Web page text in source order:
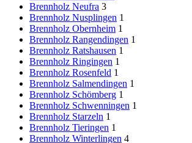
Brennholz Neufra 3
Brennholz Nusplingen 1
Brennholz Obernheim 1
Brennholz Rangendingen 1
Brennholz Ratshausen 1
Brennholz Ringingen 1
Brennholz Rosenfeld 1
Brennholz Salmendingen 1
Brennholz Schömberg 1
Brennholz Schwenningen 1
Brennholz Starzeln 1
Brennholz Tieringen 1
Brennholz Winterlingen 4